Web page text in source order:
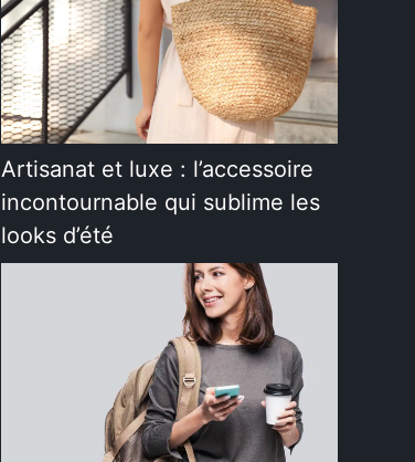
Artisanat et luxe : l’accessoire
incontournable qui sublime les
looks d’été